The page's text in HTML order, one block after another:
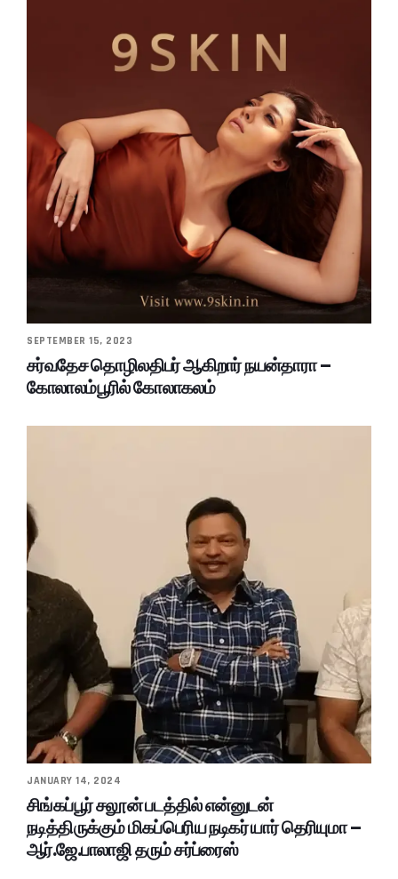
SEPTEMBER 15, 2023
சர்வதேச தொழிலதிபர் ஆகிறார் நயன்தாரா –
கோலாலம்பூரில் கோலாகலம்
JANUARY 14, 2024
சிங்கப்பூர் சலூன் படத்தில் என்னுடன்
நடித்திருக்கும் மிகப்பெரிய நடிகர் யார் தெரியுமா –
ஆர்.ஜே.பாலாஜி தரும் சர்ப்ரைஸ்